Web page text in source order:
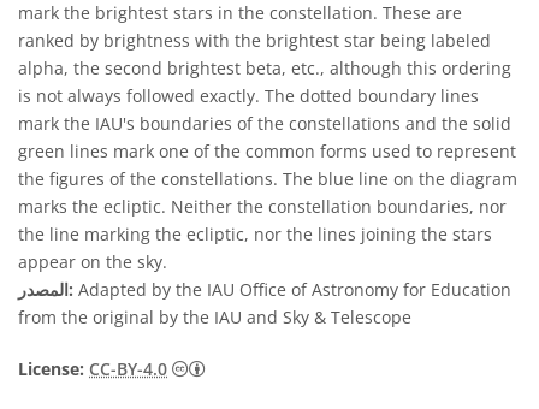
mark the brightest stars in the constellation. These are
ranked by brightness with the brightest star being labeled
alpha, the second brightest beta, etc., although this ordering
is not always followed exactly. The dotted boundary lines
mark the IAU's boundaries of the constellations and the solid
green lines mark one of the common forms used to represent
the figures of the constellations. The blue line on the diagram
marks the ecliptic. Neither the constellation boundaries, nor
the line marking the ecliptic, nor the lines joining the stars
appear on the sky.
المصدر: Adapted by the IAU Office of Astronomy for Education
from the original by the IAU and Sky & Telescope
License: CC-BY-4.0